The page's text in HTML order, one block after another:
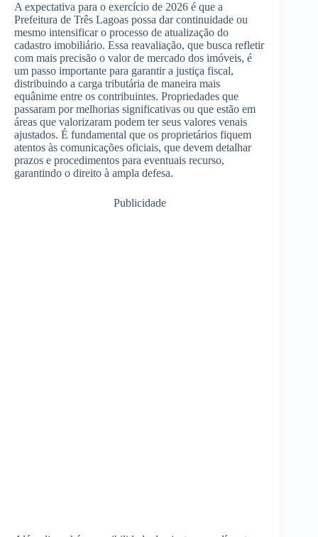
A expectativa para o exercício de 2026 é que a
Prefeitura de Três Lagoas possa dar continuidade ou
mesmo intensificar o processo de atualização do
cadastro imobiliário. Essa reavaliação, que busca refletir
com mais precisão o valor de mercado dos imóveis, é
um passo importante para garantir a justiça fiscal,
distribuindo a carga tributária de maneira mais
equânime entre os contribuintes. Propriedades que
passaram por melhorias significativas ou que estão em
áreas que valorizaram podem ter seus valores venais
ajustados. É fundamental que os proprietários fiquem
atentos às comunicações oficiais, que devem detalhar
prazos e procedimentos para eventuais recurso,
garantindo o direito à ampla defesa.
Publicidade